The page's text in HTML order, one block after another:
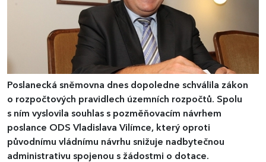
Poslanecká sněmovna dnes dopoledne schválila zákon
o rozpočtových pravidlech územních rozpočtů. Spolu
s ním vyslovila souhlas s pozměňovacím návrhem
poslance ODS Vladislava Vilímce, který oproti
původnímu vládnímu návrhu snižuje nadbytečnou
administrativu spojenou s žádostmi o dotace.